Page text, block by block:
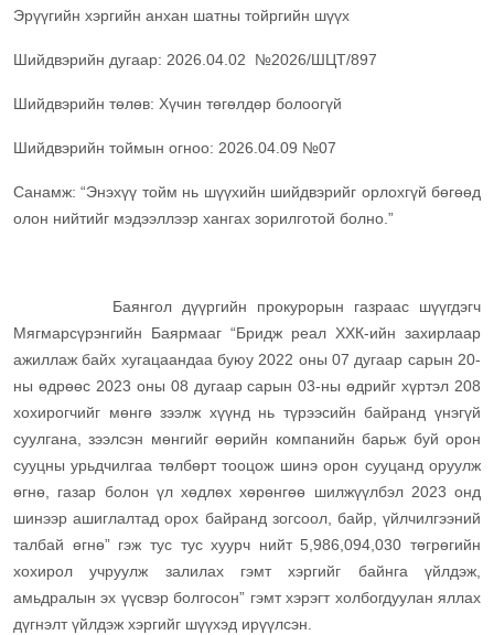
Эрүүгийн хэргийн анхан шатны тойргийн шүүх
Шийдвэрийн дугаар: 2026.04.02 №2026/ШЦТ/897
Шийдвэрийн төлөв: Хүчин төгөлдөр болоогүй
Шийдвэрийн тоймын огноо: 2026.04.09 №07
Санамж: “Энэхүү тойм нь шүүхийн шийдвэрийг орлохгүй бөгөөд
олон нийтийг мэдээллээр хангах зорилготой болно.”
Баянгол дүүргийн прокурорын газраас шүүгдэгч
Мягмарсүрэнгийн Баярмааг “Бридж реал ХХК-ийн захирлаар
ажиллаж байх хугацаандаа буюу 2022 оны 07 дугаар сарын 20-
ны өдрөөс 2023 оны 08 дугаар сарын 03-ны өдрийг хүртэл 208
хохирогчийг мөнгө зээлж хүүнд нь түрээсийн байранд үнэгүй
суулгана, зээлсэн мөнгийг өөрийн компанийн барьж буй орон
сууцны урьдчилгаа төлбөрт тооцож шинэ орон сууцанд оруулж
өгнө, газар болон үл хөдлөх хөрөнгөө шилжүүлбэл 2023 онд
шинээр ашиглалтад орох байранд зогсоол, байр, үйлчилгээний
талбай өгнө” гэж тус тус хуурч нийт 5,986,094,030 төгрөгийн
хохирол учруулж залилах гэмт хэргийг байнга үйлдэж,
амьдралын эх үүсвэр болгосон” гэмт хэрэгт холбогдуулан яллах
дүгнэлт үйлдэж хэргийг шүүхэд ирүүлсэн.